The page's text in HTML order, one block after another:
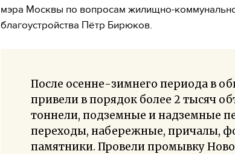
мэра Москвы по вопросам жилищно-
благоустройства Пётр Бирюков.
После осенне-зимнего периода в
привели в порядок более 2 тысяч
тоннели, подземные и надземные
переходы, набережные, причалы,
памятники. Провели промывку